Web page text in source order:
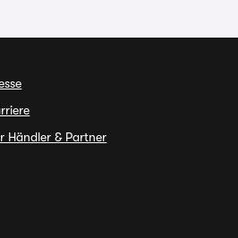
Händler & Partner